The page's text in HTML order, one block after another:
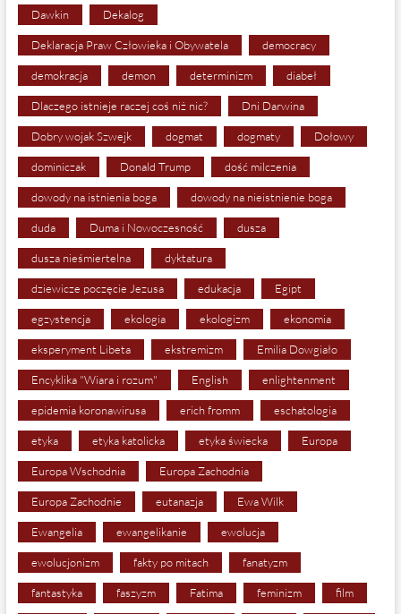
Dawkin Dekalog
Deklaracja Praw Człowieka i Obywatela democracy
demokracja demon determinizm diabeł
Dlaczego istnieje raczej coś niż nic? Dni Darwina
Dobry wojak Szwejk dogmat dogmaty Dołowy
dominiczak Donald Trump dość milczenia
dowody na istnienia boga dowody na nieistnienie boga
duda Duma i Nowoczesność dusza
dusza nieśmiertelna dyktatura
dziewicze poczęcie Jezusa edukacja Egipt
egzystencja ekologia ekologizm ekonomia
eksperyment Libeta ekstremizm Emilia Dowgiało
Encyklika "Wiara i rozum" English enlightenment
epidemia koronawirusa erich fromm eschatologia
etyka etyka katolicka etyka świecka Europa
Europa Wschodnia Europa Zachodnia
Europa Zachodnie eutanazja Ewa Wilk
Ewangelia ewangelikanie ewolucja
ewolucjonizm fakty po mitach fanatyzm
fantastyka faszyzm Fatima feminizm film